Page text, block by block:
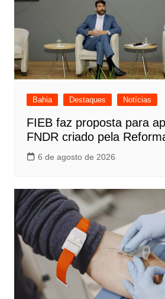
Bahia Destaques Notícias
FIEB faz proposta para
FNDR criado pela
6 de agosto de 2026